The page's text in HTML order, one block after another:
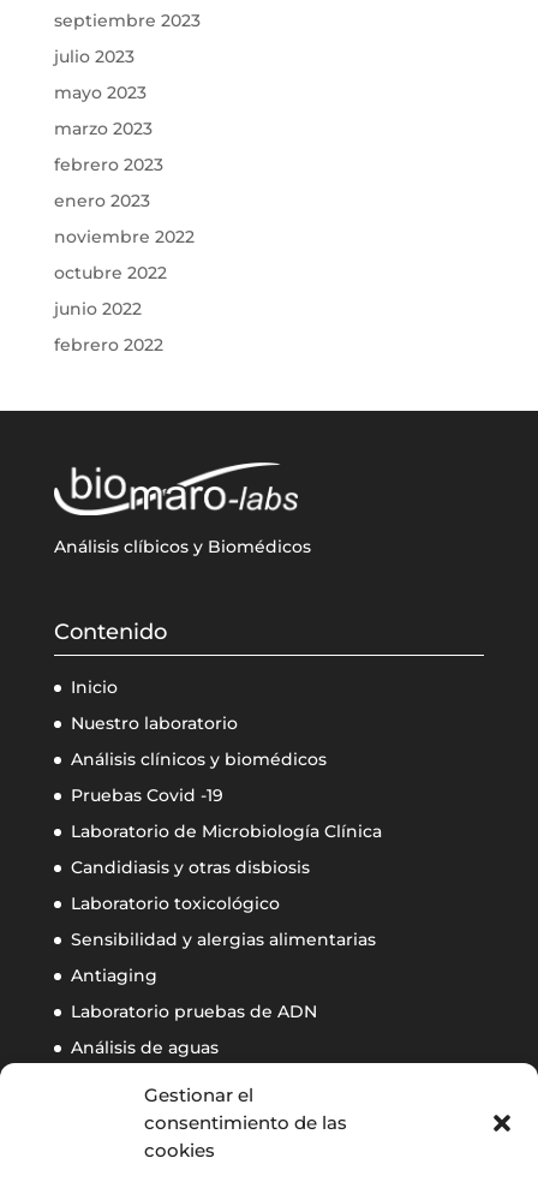
Gestionar el
consentimiento de las
cookies
septiembre 2023
julio 2023
mayo 2023
marzo 2023
febrero 2023
enero 2023
noviembre 2022
octubre 2022
junio 2022
febrero 2022
Análisis clíbicos y Biomédicos
Contenido
Inicio
Nuestro laboratorio
Análisis clínicos y biomédicos
Pruebas Covid -19
Laboratorio de Microbiología Clínica
Candidiasis y otras disbiosis
Laboratorio toxicológico
Sensibilidad y alergias alimentarias
Antiaging
Laboratorio pruebas de ADN
Análisis de aguas
Calidad ambiental de interiores
Control de autoclaves
Contacto